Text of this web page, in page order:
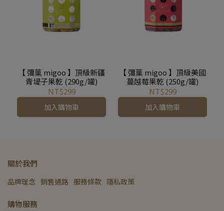
【 彌菓 migoo 】頂級新疆
青堤子果乾 (290g/罐)
NT$299
加入購物車
【 彌菓 migoo 】頂級美國
蔓越莓果乾 (250g/罐)
NT$299
加入購物車
關於我們
品牌理念 銷售通路 服務條款 隱私政策
購物服務